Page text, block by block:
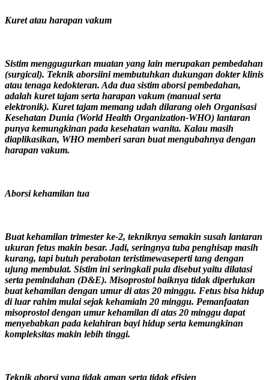
Kuret atau harapan vakum
Sistim menggugurkan muatan yang lain merupakan pembedahan
(surgical). Teknik aborsiini membutuhkan dukungan dokter klinis
atau tenaga kedokteran. Ada dua sistim aborsi pembedahan,
adalah kuret tajam serta harapan vakum (manual serta
elektronik). Kuret tajam memang udah dilarang oleh Organisasi
Kesehatan Dunia (World Health Organization-WHO) lantaran
punya kemungkinan pada kesehatan wanita. Kalau masih
diaplikasikan, WHO memberi saran buat mengubahnya dengan
harapan vakum.
Aborsi kehamilan tua
Buat kehamilan trimester ke-2, tekniknya semakin susah lantaran
ukuran fetus makin besar. Jadi, seringnya tuba penghisap masih
kurang, tapi butuh perabotan teristimewaseperti tang dengan
ujung membulat. Sistim ini seringkali pula disebut yaitu dilatasi
serta pemindahan (D&E). Misoprostol baiknya tidak diperlukan
buat kehamilan dengan umur di atas 20 minggu. Fetus bisa hidup
di luar rahim mulai sejak kehamialn 20 minggu. Pemanfaatan
misoprostol dengan umur kehamilan di atas 20 minggu dapat
menyebabkan pada kelahiran bayi hidup serta kemungkinan
kompleksitas makin lebih tinggi.
Teknik aborsi yang tidak aman serta tidak efisien